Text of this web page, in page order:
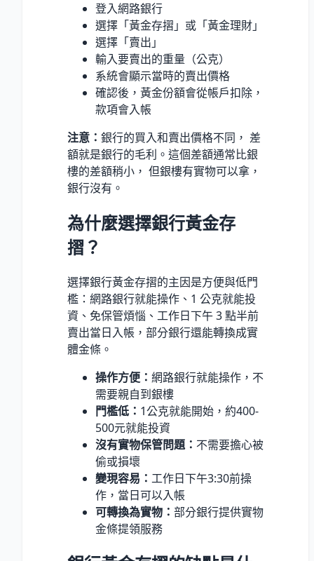
登入網路銀行
選擇「黃金存摺」或「黃金理財」
選擇「賣出」
輸入要賣出的重量（公克）
系統會顯示當時的賣出價格
確認後，黃金份額會從帳戶扣除，
款項會入帳
注意： 銀行的買入和賣出價格不同， 差
額就是銀行的毛利。這個差額通常比銀
樓的差額稍小， 但銀樓有實物可以拿，
銀行沒有。
為什麼選擇銀行黃金存
摺？
選擇銀行黃金存摺的主因是方便與低門
檻：網路銀行就能操作、1 公克就能投
資、免保管煩惱、工作日下午 3 點半前
賣出當日入帳，部分銀行還能轉換成實
體金條。
操作方便： 網路銀行就能操作，不
需要親自到銀樓
門檻低： 1公克就能開始，約400-
500元就能投資
沒有實物保管問題： 不需要擔心被
偷或損壞
變現容易： 工作日下午3:30前操
作，當日可以入帳
可轉換為實物： 部分銀行提供實物
金條提領服務